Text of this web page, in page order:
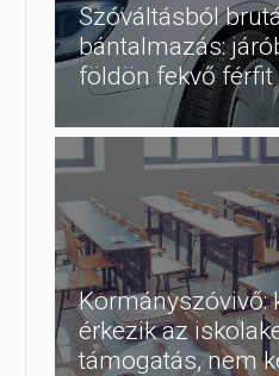
Szóváltásból
bántalmazás:
földön fekvő férfit
Kormányszóvivő:
érkezik az
támogatás, nem